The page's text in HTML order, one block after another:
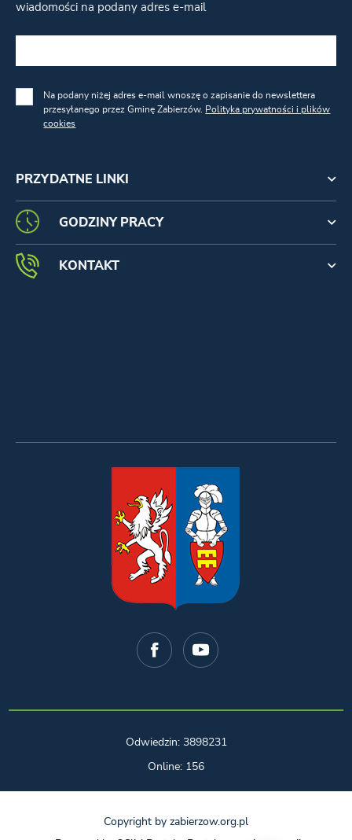
PRZYDATNE LINKI
wiadomości na podany adres e-mail
Na podany niżej adres e-mail wnoszę o zapisanie do newslettera
przesyłanego przez Gminę Zabierzów. Polityka prywatności i plików
cookies
GODZINY PRACY
KONTAKT
Odwiedzin: 3898231
Online: 156
Copyright by zabierzow.org.pl